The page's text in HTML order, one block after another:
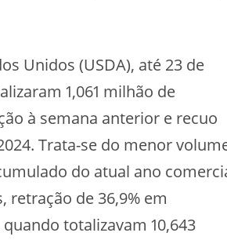
Unidos (USDA), até 23 de
1,061 milhão de
à semana anterior e recuo
Trata-se do menor
do atual ano
retração de 36,9% em
totalizavam 10,643